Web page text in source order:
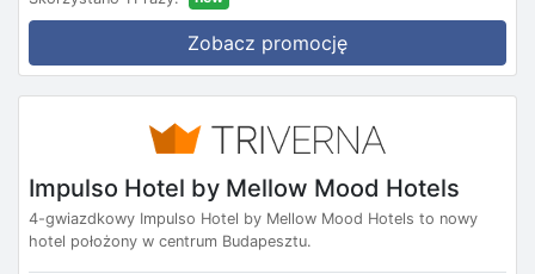
Zobacz promocję
Impulso Hotel by Mellow Mood Hotels
4-gwiazdkowy Impulso Hotel by Mellow Mood Hotels to nowy
hotel położony w centrum Budapesztu.